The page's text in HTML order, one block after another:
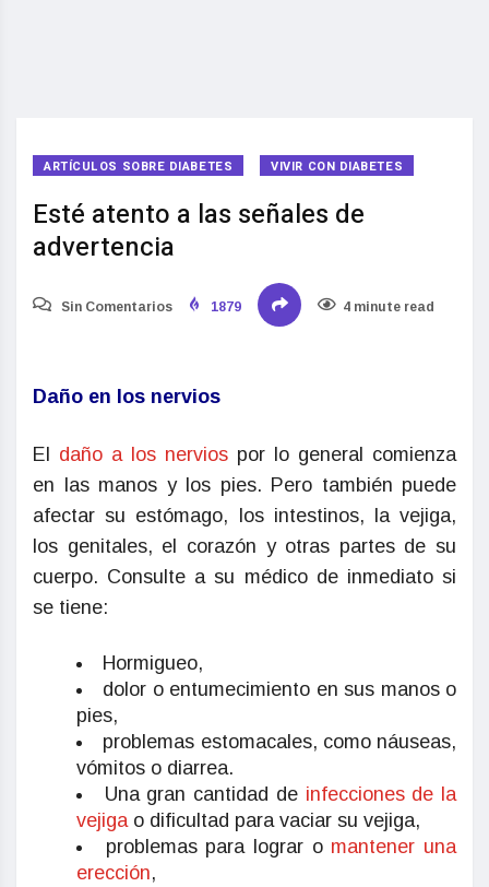
ARTÍCULOS SOBRE DIABETES VIVIR CON DIABETES
Esté atento a las señales de
advertencia
Sin Comentarios 1879 4 minute read
Daño en los nervios
El daño a los nervios por lo general comienza
en las manos y los pies. Pero también puede
afectar su estómago, los intestinos, la vejiga,
los genitales, el corazón y otras partes de su
cuerpo. Consulte a su médico de inmediato si
se tiene:
Hormigueo,
dolor o entumecimiento en sus manos o
pies,
problemas estomacales, como náuseas,
vómitos o diarrea.
Una gran cantidad deinfecciones de la
vejigao dificultad para vaciar su vejiga,
problemas para lograr o mantener una
erección,